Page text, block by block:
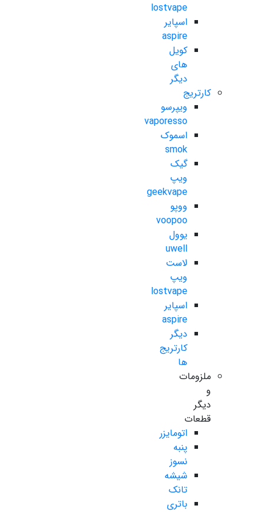
lostvape
اسپایر
aspire
کویل
های
دیگر
کارتریج
ویپرسو
vaporesso
اسموک
smok
گیک
ویپ
geekvape
ووپو
voopoo
یوول
uwell
لاست
ویپ
lostvape
اسپایر
aspire
دیگر
کارتریج
ها
ملزومات
و
دیگر
قطعات
اتومایزر
پنبه
نسوز
شیشه
تانک
باتری